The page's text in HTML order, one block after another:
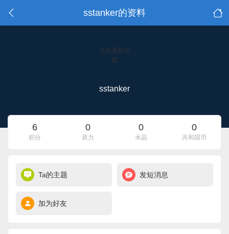
sstanker的资料
点击重新加
载
sstanker
6
积分
0
原力
0
水晶
0
共和国币
Ta的主题 发短消息
加为好友